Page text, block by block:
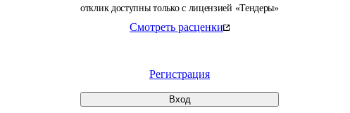
отклик доступны только с лицензией «Тендеры»
Смотреть расценки
Регистрация
Вход